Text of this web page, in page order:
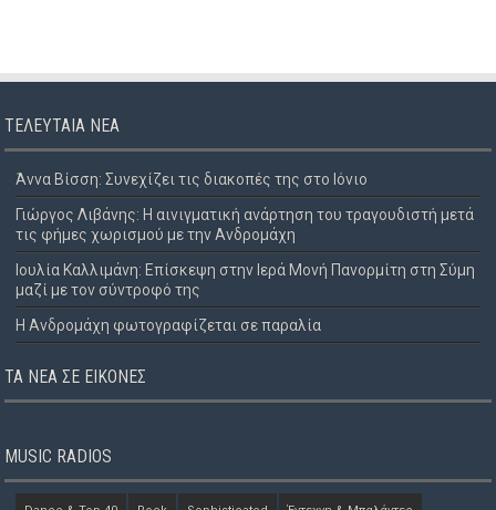
ΤΕΛΕΥΤΑΊΑ ΝΈΑ
Άννα Βίσση: Συνεχίζει τις διακοπές της στο Ιόνιο
Γιώργος Λιβάνης: Η αινιγματική ανάρτηση του τραγουδιστή μετά
τις φήμες χωρισμού με την Ανδρομάχη
Ιουλία Καλλιμάνη: Επίσκεψη στην Ιερά Μονή Πανορμίτη στη Σύμη
μαζί με τον σύντροφό της
Η Ανδρομάχη φωτογραφίζεται σε παραλία
ΤΑ ΝΈΑ ΣΕ ΕΙΚΌΝΕΣ
MUSIC RADIOS